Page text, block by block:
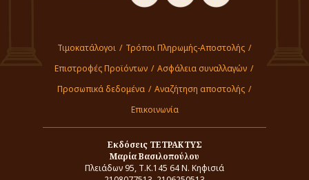
Τιμοκατάλογοι / Τρόποι Πληρωμής-Αποστολής /
Επιστροφές Προϊόντων / Ασφάλεια συναλλαγών /
Προσωπικά δεδομένα / Αναζήτηση αποστολής /
Επικοινωνία
Εκδόσεις ΤΕΤΡΑΚΤΥΣ
Μαρία Βασιλοπούλου
Πλειάδων 95, Τ.Κ.145 64 Ν. Κηφισιά